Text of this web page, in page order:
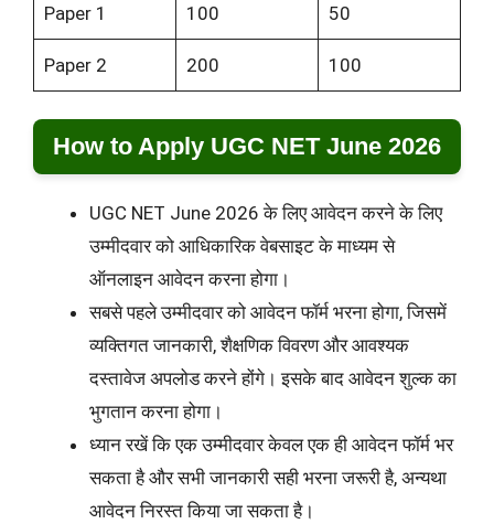
Paper 1 100 50
Paper 2 200 100
How to Apply UGC NET June 2026
UGC NET June 2026 के लिए आवेदन करने के लिए
उम्मीदवार को आधिकारिक वेबसाइट के माध्यम से
ऑनलाइन आवेदन करना होगा।
सबसे पहले उम्मीदवार को आवेदन फॉर्म भरना होगा, जिसमें
व्यक्तिगत जानकारी, शैक्षणिक विवरण और आवश्यक
दस्तावेज अपलोड करने होंगे। इसके बाद आवेदन शुल्क का
भुगतान करना होगा।
ध्यान रखें कि एक उम्मीदवार केवल एक ही आवेदन फॉर्म भर
सकता है और सभी जानकारी सही भरना जरूरी है, अन्यथा
आवेदन निरस्त किया जा सकता है।